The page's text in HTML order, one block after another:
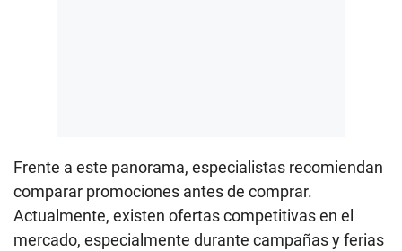
Frente a este panorama, especialistas recomiendan
comparar promociones antes de comprar.
Actualmente, existen ofertas competitivas en el
mercado, especialmente durante campañas y ferias